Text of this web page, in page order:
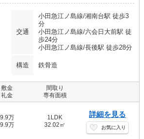
交通
小田急江ノ島線/湘南台駅 徒歩3
分
小田急江ノ島線/六会日大前駅 徒
歩24分
小田急江ノ島線/長後駅 徒歩28分
構造 鉄骨造
敷金
礼金
間取り
専有面積
9.9万
9.9万
1LDK
32.02㎡
詳細を見る
お気に入り